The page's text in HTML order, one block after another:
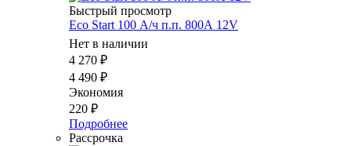
Быстрый просмотр
Eco Start 100 А/ч п.п. 800А 12V
Нет в наличии
4 270 ₽
4 490 ₽
Экономия
220 ₽
Подробнее
Рассрочка